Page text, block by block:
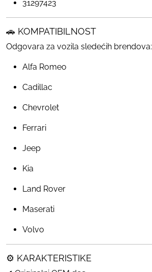
31297423
🚗 KOMPATIBILNOST
Odgovara za vozila sledećih brendova:
Alfa Romeo
Cadillac
Chevrolet
Ferrari
Jeep
Kia
Land Rover
Maserati
Volvo
⚙️ KARAKTERISTIKE